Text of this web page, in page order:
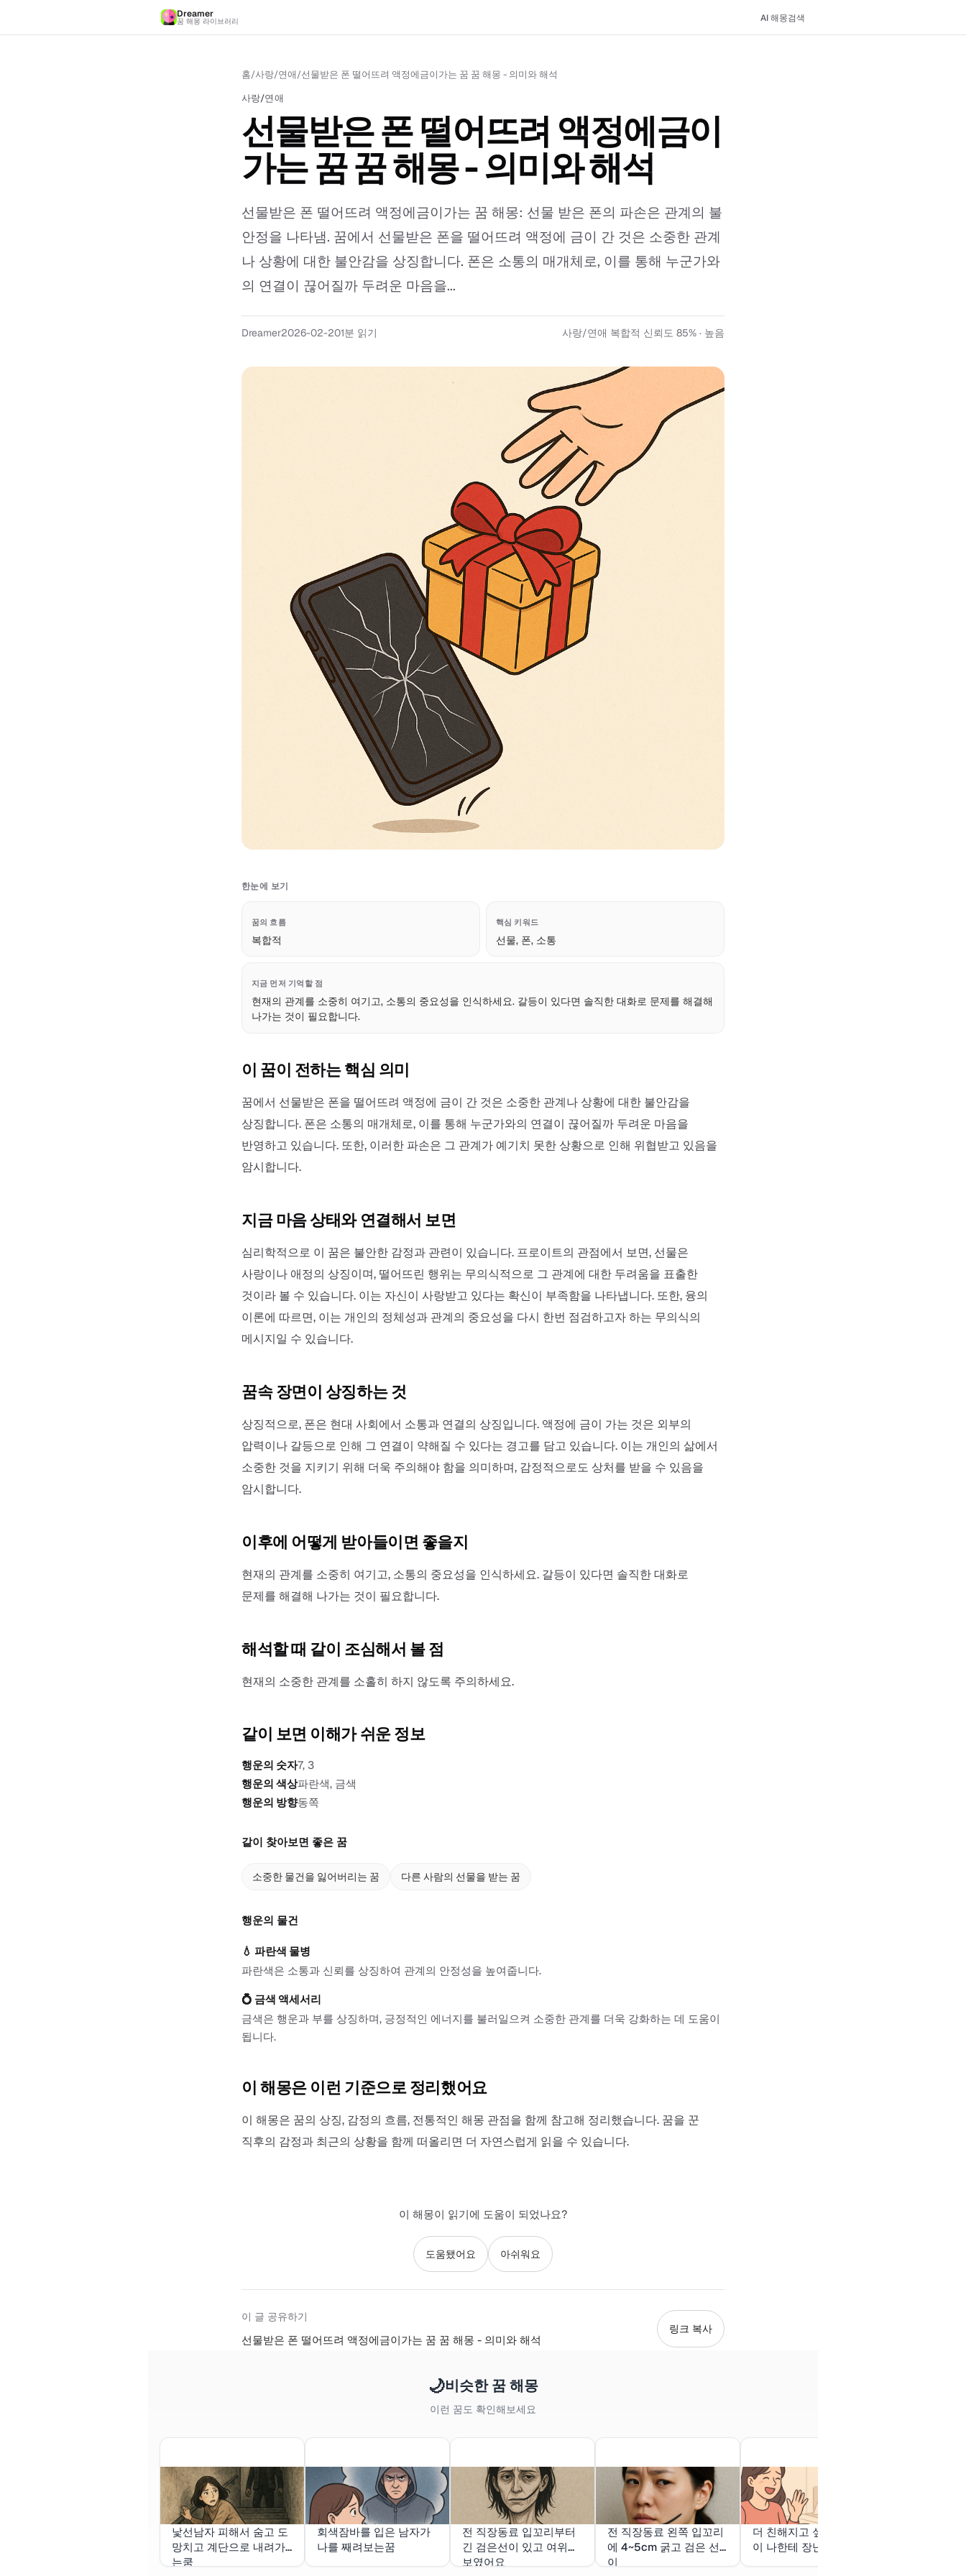
Dreamer
꿈 해몽 라이브러리 AI 해몽검색
홈/사랑/연애/선물받은 폰 떨어뜨려 액정에금이가는 꿈 꿈 해몽 - 의미와 해석
사랑/연애
선물받은 폰 떨어뜨려 액정에금이
가는 꿈 꿈 해몽 - 의미와 해석
선물받은 폰 떨어뜨려 액정에금이가는 꿈 해몽: 선물 받은 폰의 파손은 관계의 불
안정을 나타냄. 꿈에서 선물받은 폰을 떨어뜨려 액정에 금이 간 것은 소중한 관계
나 상황에 대한 불안감을 상징합니다. 폰은 소통의 매개체로, 이를 통해 누군가와
의 연결이 끊어질까 두려운 마음을...
Dreamer2026-02-201분 읽기 사랑/연애 복합적 신뢰도 85% · 높음
한눈에 보기
꿈의 흐름
복합적
핵심 키워드
선물, 폰, 소통
지금 먼저 기억할 점
현재의 관계를 소중히 여기고, 소통의 중요성을 인식하세요. 갈등이 있다면 솔직한 대화로 문제를 해결해
나가는 것이 필요합니다.
이 꿈이 전하는 핵심 의미
꿈에서 선물받은 폰을 떨어뜨려 액정에 금이 간 것은 소중한 관계나 상황에 대한 불안감을
상징합니다. 폰은 소통의 매개체로, 이를 통해 누군가와의 연결이 끊어질까 두려운 마음을
반영하고 있습니다. 또한, 이러한 파손은 그 관계가 예기치 못한 상황으로 인해 위협받고 있음을
암시합니다.
지금 마음 상태와 연결해서 보면
심리학적으로 이 꿈은 불안한 감정과 관련이 있습니다. 프로이트의 관점에서 보면, 선물은
사랑이나 애정의 상징이며, 떨어뜨린 행위는 무의식적으로 그 관계에 대한 두려움을 표출한
것이라 볼 수 있습니다. 이는 자신이 사랑받고 있다는 확신이 부족함을 나타냅니다. 또한, 융의
이론에 따르면, 이는 개인의 정체성과 관계의 중요성을 다시 한번 점검하고자 하는 무의식의
메시지일 수 있습니다.
꿈속 장면이 상징하는 것
상징적으로, 폰은 현대 사회에서 소통과 연결의 상징입니다. 액정에 금이 가는 것은 외부의
압력이나 갈등으로 인해 그 연결이 약해질 수 있다는 경고를 담고 있습니다. 이는 개인의 삶에서
소중한 것을 지키기 위해 더욱 주의해야 함을 의미하며, 감정적으로도 상처를 받을 수 있음을
암시합니다.
이후에 어떻게 받아들이면 좋을지
현재의 관계를 소중히 여기고, 소통의 중요성을 인식하세요. 갈등이 있다면 솔직한 대화로
문제를 해결해 나가는 것이 필요합니다.
해석할 때 같이 조심해서 볼 점
현재의 소중한 관계를 소홀히 하지 않도록 주의하세요.
같이 보면 이해가 쉬운 정보
행운의 숫자7, 3
행운의 색상파란색, 금색
행운의 방향동쪽
같이 찾아보면 좋은 꿈
소중한 물건을 잃어버리는 꿈 다른 사람의 선물을 받는 꿈
행운의 물건
💧 파란색 물병
파란색은 소통과 신뢰를 상징하여 관계의 안정성을 높여줍니다.
💍 금색 액세서리
금색은 행운과 부를 상징하며, 긍정적인 에너지를 불러일으켜 소중한 관계를 더욱 강화하는 데 도움이
됩니다.
이 해몽은 이런 기준으로 정리했어요
이 해몽은 꿈의 상징, 감정의 흐름, 전통적인 해몽 관점을 함께 참고해 정리했습니다. 꿈을 꾼
직후의 감정과 최근의 상황을 함께 떠올리면 더 자연스럽게 읽을 수 있습니다.
이 해몽이 읽기에 도움이 되었나요?
도움됐어요 아쉬워요
이 글 공유하기
선물받은 폰 떨어뜨려 액정에금이가는 꿈 꿈 해몽 - 의미와 해석
링크 복사
🌙비슷한 꿈 해몽
이런 꿈도 확인해보세요
낯선남자 피해서 숨고 도
망치고 계단으로 내려가
는쿰
회색잠바를 입은 남자가
나를 째려보는꿈
전 직장동료 입꼬리부터
긴 검은선이 있고 여위어
보였어요
전 직장동료 왼쪽 입꼬리
에 4~5cm 굵고 검은 선
이
더 친해지고 싶은 남사친
이 나한테 장난치는 꿈